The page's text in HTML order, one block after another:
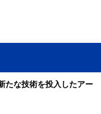
たな技術を投入したアー